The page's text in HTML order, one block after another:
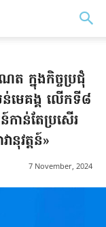
ក្នុងកិច្ចប្រជុំ
មេគង្គ លើកទី៨
ាន់តែប្រសើរ
នុវត្តន៍»
7 November, 2024